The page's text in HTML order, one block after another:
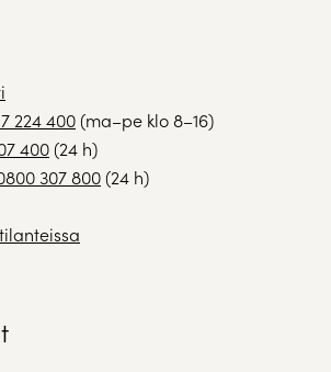
224 400(ma–pe klo 8–16)
400(24 h)
307 800(24 h)